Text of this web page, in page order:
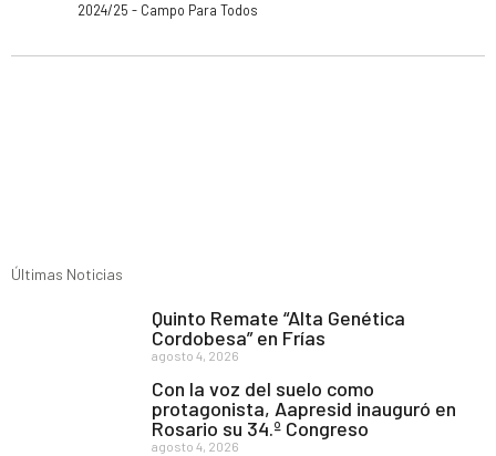
2024/25 - Campo Para Todos
Últimas Noticias
Quinto Remate “Alta Genética
Cordobesa” en Frías
agosto 4, 2026
Con la voz del suelo como
protagonista, Aapresid inauguró en
Rosario su 34.º Congreso
agosto 4, 2026